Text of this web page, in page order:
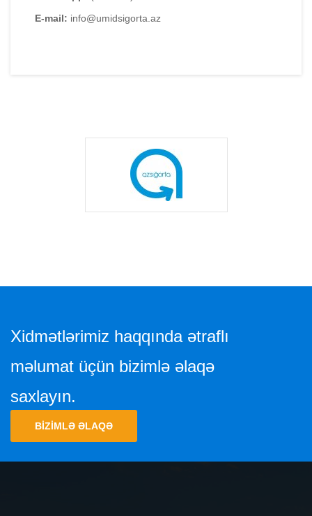
E-mail: info@umidsigorta.az
Xidmətlərimiz haqqında ətraflı
məlumat üçün bizimlə əlaqə
saxlayın.
BIZIMLƏ ƏLAQƏ